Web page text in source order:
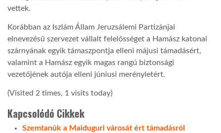
vettek.
Korábban az Iszlám Állam Jeruzsálemi Partizánjai
elnevezésű szervezet vállalt felelősséget a Hamász katonai
szárnyának egyik támaszpontja elleni májusi támadásért,
valamint a Hamász egyik magas rangú biztonsági
vezetőjének autója elleni júniusi merényletért.
(Visited 2 times, 1 visits today)
Kapcsolódó Cikkek
Szemtanúk a Maiduguri városát ért támadásról